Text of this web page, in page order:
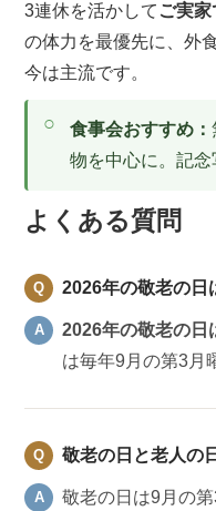
3連休を活かして ご実
の体力を最優先に、外
今は主流です。
食事会おすすめ：
物を中心に。記念
よくある質問
2026年の敬老の日
2026年の敬老の日
は毎年9月の第3月
敬老の日と老人の
敬老の日は9月の